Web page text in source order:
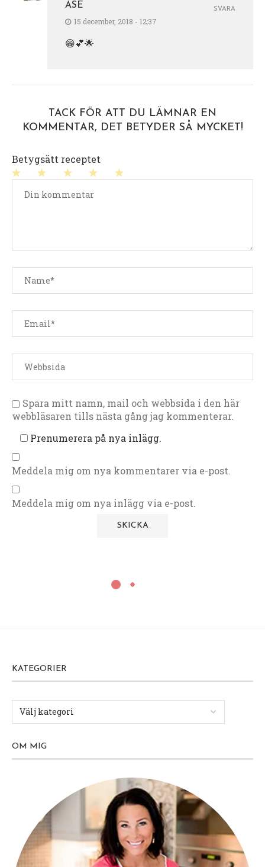
ÅSE
15 december, 2018 - 12:37
😁💕🌟
SVARA
TACK FÖR ATT DU LÄMNAR EN
KOMMENTAR, DET BETYDER SÅ MYCKET!
Betygsätt receptet
stjärnor
stjärnor
stjärnor
stjärna
Spara mitt namn, mail och webbsida i den här
webbläsaren tills nästa gång jag kommenterar.
Prenumerera på nya inlägg.
Meddela mig om nya kommentarer via e-post.
Meddela mig om nya inlägg via e-post.
KATEGORIER
OM MIG